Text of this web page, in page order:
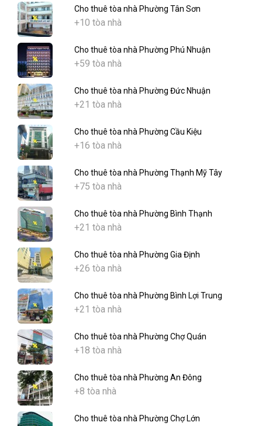
Cho thuê tòa nhà Phường Tân Sơn
+10 tòa nhà
Cho thuê tòa nhà Phường Phú Nhuận
+59 tòa nhà
Cho thuê tòa nhà Phường Đức Nhuận
+21 tòa nhà
Cho thuê tòa nhà Phường Cầu Kiệu
+16 tòa nhà
Cho thuê tòa nhà Phường Thạnh Mỹ Tây
+75 tòa nhà
Cho thuê tòa nhà Phường Bình Thạnh
+21 tòa nhà
Cho thuê tòa nhà Phường Gia Định
+26 tòa nhà
Cho thuê tòa nhà Phường Bình Lợi Trung
+21 tòa nhà
Cho thuê tòa nhà Phường Chợ Quán
+18 tòa nhà
Cho thuê tòa nhà Phường An Đông
+8 tòa nhà
Cho thuê tòa nhà Phường Chợ Lớn